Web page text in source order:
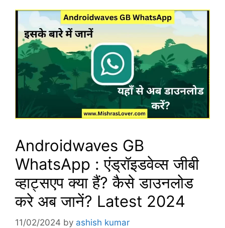
Androidwaves GB
WhatsApp : एंड्रॉइडवेव्स जीबी
व्हाट्सएप क्या हैं? कैसे डाउनलोड
करे अब जानें? Latest 2024
11/02/2024 by ashish kumar